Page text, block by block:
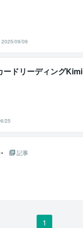
2025/09/09
ードリーディングKimi
25
記事
1